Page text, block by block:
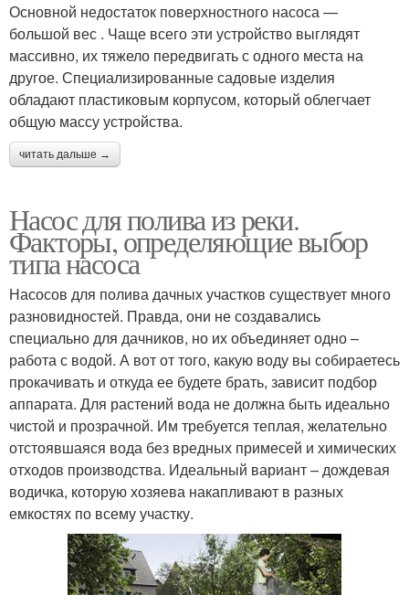
Основной недостаток поверхностного насоса —
большой вес . Чаще всего эти устройство выглядят
массивно, их тяжело передвигать с одного места на
другое. Специализированные садовые изделия
обладают пластиковым корпусом, который облегчает
общую массу устройства.
читать дальше →
Насос для полива из реки.
Факторы, определяющие выбор
типа насоса
Насосов для полива дачных участков существует много
разновидностей. Правда, они не создавались
специально для дачников, но их объединяет одно –
работа с водой. А вот от того, какую воду вы собираетесь
прокачивать и откуда ее будете брать, зависит подбор
аппарата. Для растений вода не должна быть идеально
чистой и прозрачной. Им требуется теплая, желательно
отстоявшаяся вода без вредных примесей и химических
отходов производства. Идеальный вариант – дождевая
водичка, которую хозяева накапливают в разных
емкостях по всему участку.